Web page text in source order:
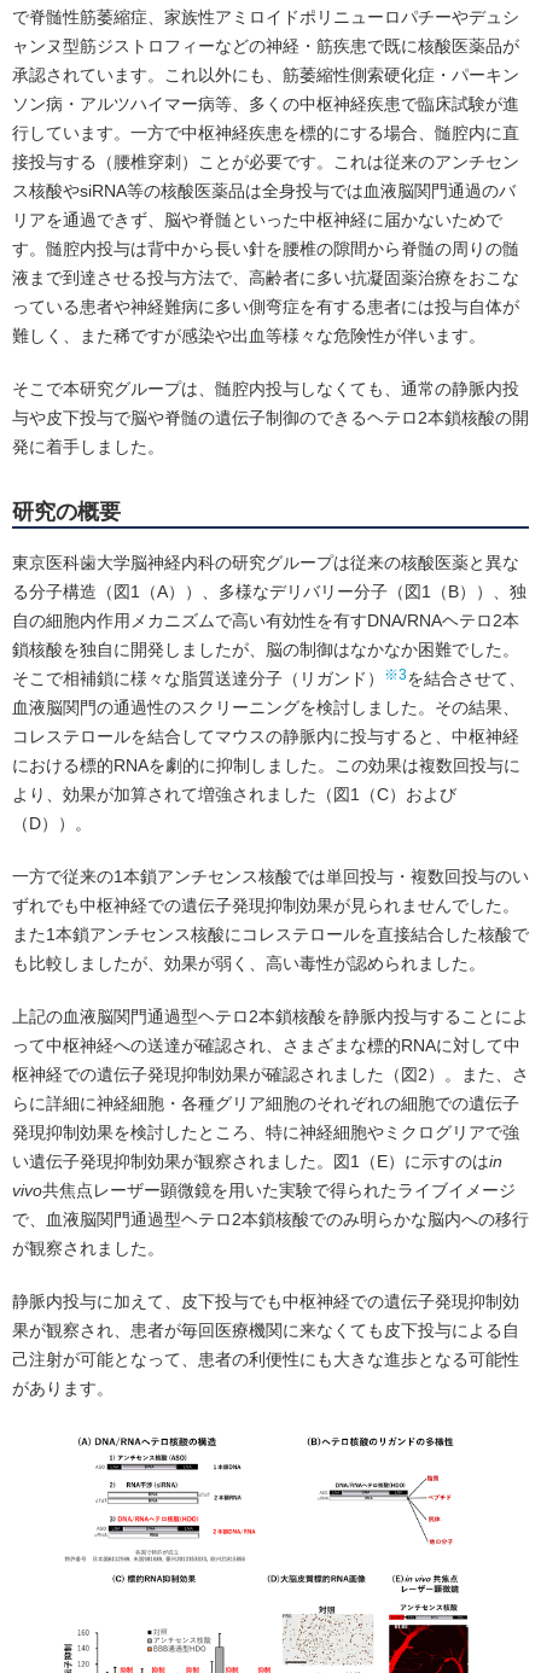
で脊髄性筋萎縮症、家族性アミロイドポリニューロパチーやデュシ
ャンヌ型筋ジストロフィーなどの神経・筋疾患で既に核酸医薬品が
承認されています。これ以外にも、筋萎縮性側索硬化症・パーキン
ソン病・アルツハイマー病等、多くの中枢神経疾患で臨床試験が進
行しています。一方で中枢神経疾患を標的にする場合、髄腔内に直
接投与する（腰椎穿刺）ことが必要です。これは従来のアンチセン
ス核酸やsiRNA等の核酸医薬品は全身投与では血液脳関門通過のバ
リアを通過できず、脳や脊髄といった中枢神経に届かないためで
す。髄腔内投与は背中から長い針を腰椎の隙間から脊髄の周りの髄
液まで到達させる投与方法で、高齢者に多い抗凝固薬治療をおこな
っている患者や神経難病に多い側弯症を有する患者には投与自体が
難しく、また稀ですが感染や出血等様々な危険性が伴います。
そこで本研究グループは、髄腔内投与しなくても、通常の静脈内投
与や皮下投与で脳や脊髄の遺伝子制御のできるヘテロ2本鎖核酸の開
発に着手しました。
研究の概要
東京医科歯大学脳神経内科の研究グループは従来の核酸医薬と異な
る分子構造（図1（A））、多様なデリバリー分子（図1（B））、独
自の細胞内作用メカニズムで高い有効性を有すDNA/RNAヘテロ2本
鎖核酸を独自に開発しましたが、脳の制御はなかなか困難でした。
そこで相補鎖に様々な脂質送達分子（リガンド）
※3を結合させて、
血液脳関門の通過性のスクリーニングを検討しました。その結果、
コレステロールを結合してマウスの静脈内に投与すると、中枢神経
における標的RNAを劇的に抑制しました。この効果は複数回投与に
より、効果が加算されて増強されました（図1（C）および
（D））。
一方で従来の1本鎖アンチセンス核酸では単回投与・複数回投与のい
ずれでも中枢神経での遺伝子発現抑制効果が見られませんでした。
また1本鎖アンチセンス核酸にコレステロールを直接結合した核酸で
も比較しましたが、効果が弱く、高い毒性が認められました。
上記の血液脳関門通過型ヘテロ2本鎖核酸を静脈内投与することによ
って中枢神経への送達が確認され、さまざまな標的RNAに対して中
枢神経での遺伝子発現抑制効果が確認されました（図2）。また、さ
らに詳細に神経細胞・各種グリア細胞のそれぞれの細胞での遺伝子
発現抑制効果を検討したところ、特に神経細胞やミクログリアで強
い遺伝子発現抑制効果が観察されました。図1（E）に示すのはin
vivo共焦点レーザー顕微鏡を用いた実験で得られたライブイメージ
で、血液脳関門通過型ヘテロ2本鎖核酸でのみ明らかな脳内への移行
が観察されました。
静脈内投与に加えて、皮下投与でも中枢神経での遺伝子発現抑制効
果が観察され、患者が毎回医療機関に来なくても皮下投与による自
己注射が可能となって、患者の利便性にも大きな進歩となる可能性
があります。